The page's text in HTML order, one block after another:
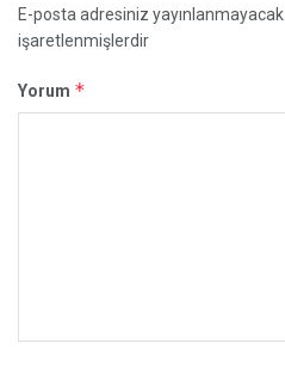
E-posta adresiniz yayınlanmayacak.
işaretlenmişlerdir
Yorum *